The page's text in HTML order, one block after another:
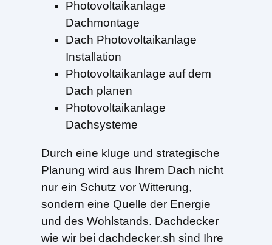
Photovoltaikanlage
Dachmontage
Dach Photovoltaikanlage
Installation
Photovoltaikanlage auf dem
Dach planen
Photovoltaikanlage
Dachsysteme
Durch eine kluge und strategische
Planung wird aus Ihrem Dach nicht
nur ein Schutz vor Witterung,
sondern eine Quelle der Energie
und des Wohlstands. Dachdecker
wie wir bei dachdecker.sh sind Ihre